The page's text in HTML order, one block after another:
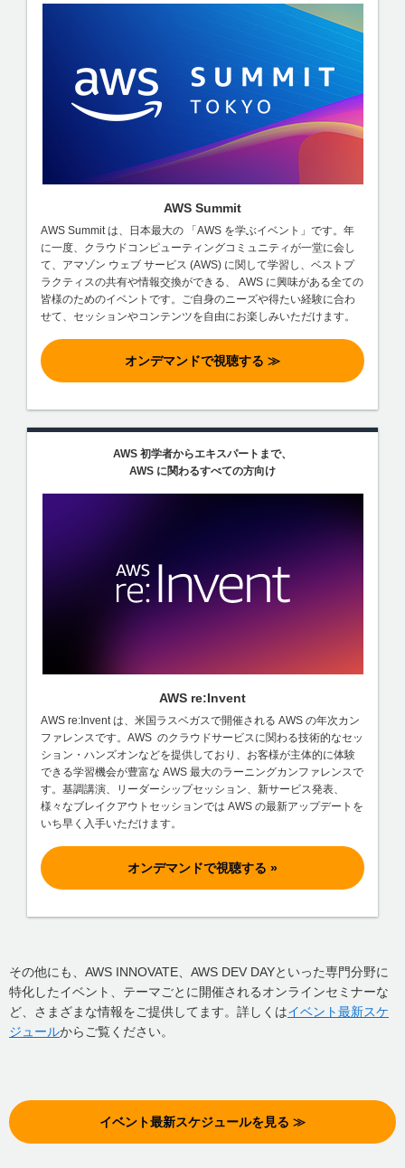
AWS Summit
AWS Summit は、日本最大の 「AWS を学ぶイベント」です。年
に一度、クラウドコンピューティングコミュニティが一堂に会し
て、アマゾン ウェブ サービス (AWS) に関して学習し、ベストプ
ラクティスの共有や情報交換ができる、 AWS に興味がある全ての
皆様のためのイベントです。ご自身のニーズや得たい経験に合わ
せて、セッションやコンテンツを自由にお楽しみいただけます。
オンデマンドで視聴する ≫
AWS 初学者からエキスパートまで、
AWS に関わるすべての方向け
AWS re:Invent
AWS re:Invent は、米国ラスベガスで開催される AWS の年次カン
ファレンスです。AWS のクラウドサービスに関わる技術的なセッ
ション・ハンズオンなどを提供しており、お客様が主体的に体験
できる学習機会が豊富な AWS 最大のラーニングカンファレンスで
す。基調講演、リーダーシップセッション、新サービス発表、
様々なブレイクアウトセッションでは AWS の最新アップデートを
いち早く入手いただけます。
オンデマンドで視聴する »
その他にも、AWS INNOVATE、AWS DEV DAYといった専門分野に
特化したイベント、テーマごとに開催されるオンラインセミナーな
ど、さまざまな情報をご提供してます。詳しくはイベント最新スケ
ジュールからご覧ください。
イベント最新スケジュールを見る ≫